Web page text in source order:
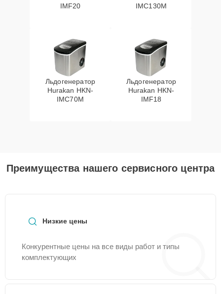
IMF20
IMC130M
Льдогенератор
Hurakan HKN-
IMC70M
Льдогенератор
Hurakan HKN-
IMF18
Преимущества нашего сервисного центра
Низкие цены
Конкурентные цены на все виды работ и типы
комплектующих